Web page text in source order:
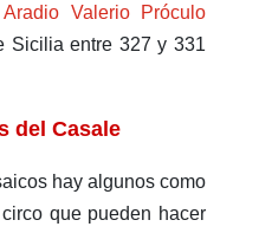
Aradio Valerio Próculo
Sicilia entre 327 y 331
del Casale
hay algunos como
que pueden hacer